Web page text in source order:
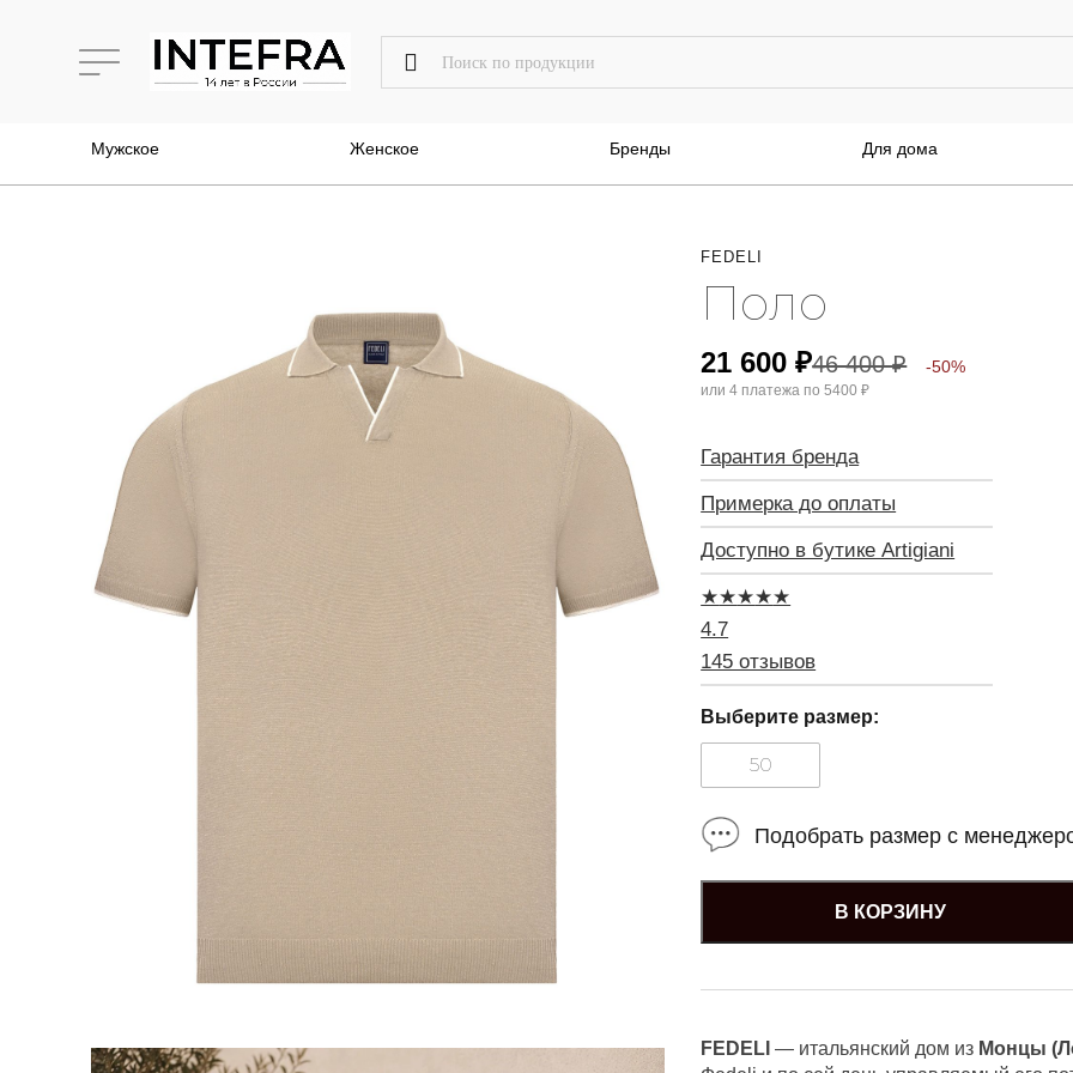
Мужское Женское Бренды Для дома
FEDELI
Поло
21 600₽46 400₽ -50%
или 4 платежа по5400 ₽
Гарантия бренда
Примерка до оплаты
Доступно в бутике Artigiani
★★★★★
4.7
145 отзывов
FEDELI — итальянский дом из Монцы
Выберите размер:
50
Подобрать размер с
В КОРЗИНУ